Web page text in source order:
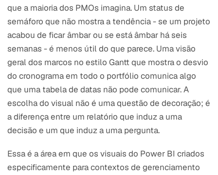
que a maioria dos PMOs imagina. Um status de
semáforo que não mostra a tendência - se um projeto
acabou de ficar âmbar ou se está âmbar há seis
semanas - é menos útil do que parece. Uma visão
geral dos marcos no estilo Gantt que mostra o desvio
do cronograma em todo o portfólio comunica algo
que uma tabela de datas não pode comunicar. A
escolha do visual não é uma questão de decoração; é
a diferença entre um relatório que induz a uma
decisão e um que induz a uma pergunta.
Essa é a área em que os visuais do Power BI criados
especificamente para contextos de gerenciamento